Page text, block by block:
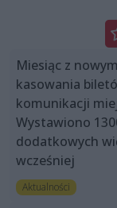
Miesiąc z
kasowania
komunikacji
Wystawiono
dodatkowych
wcześniej
Aktualności